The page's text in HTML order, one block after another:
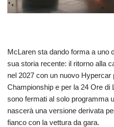
McLaren sta dando forma a uno
sua storia recente: il ritorno alla
nel 2027 con un nuovo
Championship e per la 24 Ore
sono fermati al solo programma
nascerà una versione derivata
fianco con la vettura da gara.